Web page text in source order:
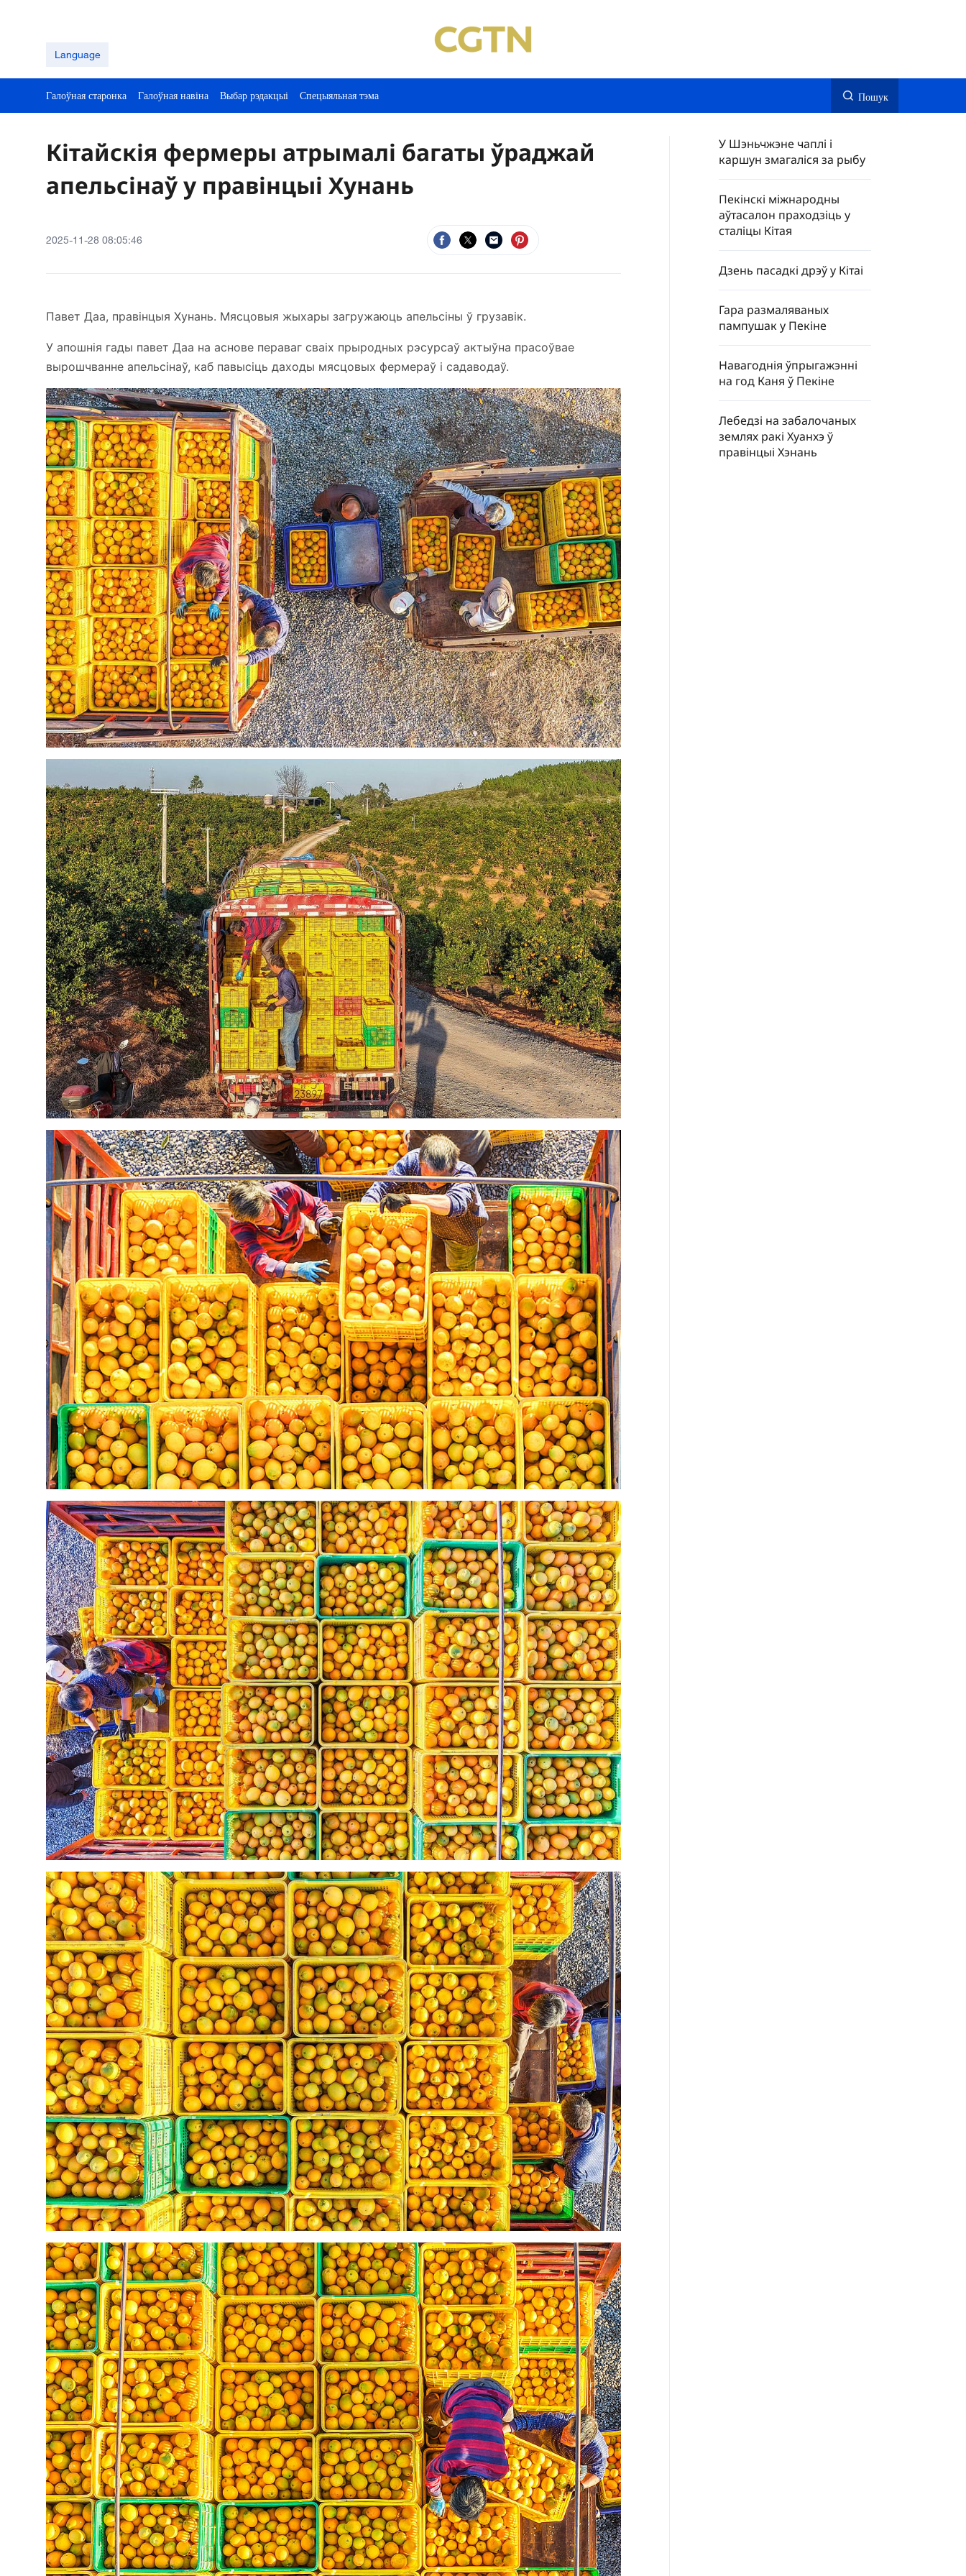
Language
Галоўная старонка Галоўная навіна Выбар рэдакцыі Спецыяльная тэма Пошук
Кітайскія фермеры атрымалі багаты ўраджай
апельсінаў у правінцыі Хунань
2025-11-28 08:05:46
Павет Даа, правінцыя Хунань. Мясцовыя жыхары загружаюць апельсіны ў грузавік.
У апошнія гады павет Даа на аснове пераваг сваіх прыродных рэсурсаў актыўна прасоўвае
вырошчванне апельсінаў, каб павысіць даходы мясцовых фермераў і садаводаў.
У Шэньчжэне чаплі і
каршун змагаліся за рыбу
Пекінскі міжнародны
аўтасалон праходзіць у
сталіцы Кітая
Дзень пасадкі дрэў у Кітаі
Гара размаляваных
пампушак у Пекіне
Навагоднія ўпрыгажэнні
на год Каня ў Пекіне
Лебедзі на забалочаных
землях ракі Хуанхэ ў
правінцыі Хэнань